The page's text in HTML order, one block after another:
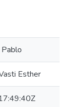
Esther